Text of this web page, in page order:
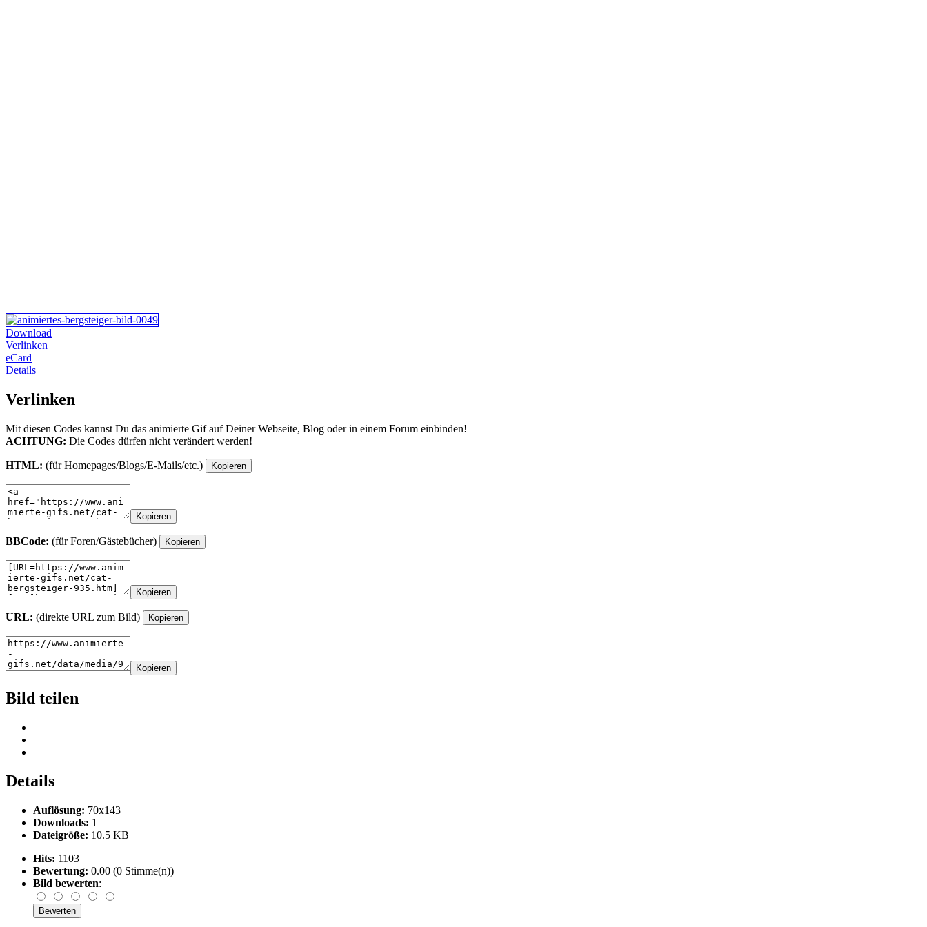
Download
Verlinken
eCard
Details
Verlinken
Mit diesen Codes kannst Du das animierte Gif auf Deiner Webseite, Blog oder in einem Forum einbinden!
ACHTUNG: Die Codes dürfen nicht verändert werden!
HTML: (für Homepages/Blogs/E-Mails/etc.) Kopieren
Kopieren
BBCode: (für Foren/Gästebücher) Kopieren
Kopieren
URL: (direkte URL zum Bild) Kopieren
Kopieren
Bild teilen
Details
Auflösung: 70x143
Downloads: 1
Dateigröße: 10.5 KB
Hits: 1103
Bewertung: 0.00 (0 Stimme(n))
Bild bewerten: